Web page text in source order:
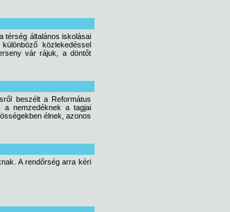
térség általános iskolásai
közlekedéssel
vár rájuk, a döntőt
beszélt a Református
a nemzedéknek a tagjai
élnek, azonos
A rendőrség arra kéri